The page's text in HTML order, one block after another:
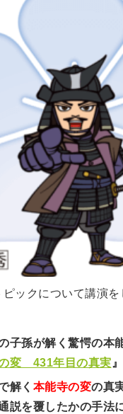
ピックについて講演
子孫が解く驚愕の本
変 431年目の真実
解く 本能寺の変の真
説を覆したかの手法